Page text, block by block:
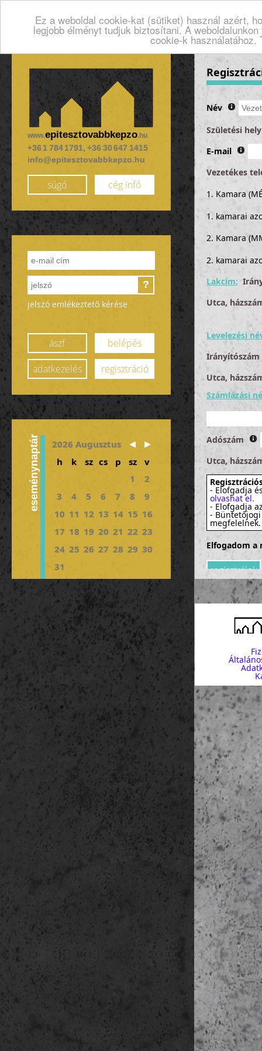
Ez a weboldal cookie-kat (sütiket) használ azért,
legjobb élményt tudjuk biztosítani. A
cookie-k használatához.
www.epitesztovabbkepzo.hu
+36 1 784 1791, +36 30 647 1415
info@epitesztovabbkepzo.hu
súgó cég infó
?
jelszó emlékeztető kérése
ászf
belépés
adatkezelés
regisztráció
eseménynaptár
2026 Augusztus
h
k sz cs p sz
v
1
2
3
4 5 6 7 8
9
10 11 12 13 14 15 16
17 18 19 20 21 22 23
24 25 26 27 28 29 30
31
Név
Születési hely
E-mail
Vezetékes
1. Kamara
1. kamarai
2. Kamara
2. kamarai
Lakcím:
Utca,
Levelezési
Irányítószám
Utca,
Számlázási
Adószám
Utca,
- Elofgadja
olvashat el.
- Elofgadja
-
megfelelnek.
Elfogadom a